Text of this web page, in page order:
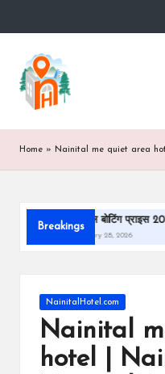
Skip
content
n
ai
ni
t
lh
Nainital
Hotel
Booking
Home » Nainital me quiet area
Breakings
नैनीताल बोटिंग प्राइस 2026: नैनी झील
Posted
in
NainitalHotel.com
Nainital
hotel |